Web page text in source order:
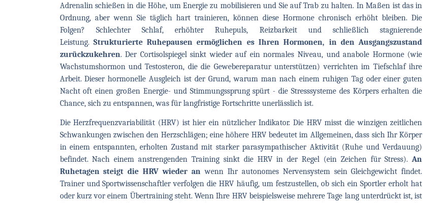
Adrenalin schießen in die Höhe, um Energie zu mobilisieren und Sie auf Trab zu halten. In Maßen ist das in
Ordnung, aber wenn Sie täglich hart trainieren, können diese Hormone chronisch erhöht bleiben. Die
Folgen? Schlechter Schlaf, erhöhter Ruhepuls, Reizbarkeit und schließlich stagnierende
Leistung. Strukturierte Ruhepausen ermöglichen es Ihren Hormonen, in den Ausgangszustand
zurückzukehren. Der Cortisolspiegel sinkt wieder auf ein normales Niveau, und anabole Hormone (wie
Wachstumshormon und Testosteron, die die Gewebereparatur unterstützen) verrichten im Tiefschlaf ihre
Arbeit. Dieser hormonelle Ausgleich ist der Grund, warum man nach einem ruhigen Tag oder einer guten
Nacht oft einen großen Energie- und Stimmungssprung spürt - die Stresssysteme des Körpers erhalten die
Chance, sich zu entspannen, was für langfristige Fortschritte unerlässlich ist.
Die Herzfrequenzvariabilität (HRV) ist hier ein nützlicher Indikator. Die HRV misst die winzigen zeitlichen
Schwankungen zwischen den Herzschlägen; eine höhere HRV bedeutet im Allgemeinen, dass sich Ihr Körper
in einem entspannten, erholten Zustand mit starker parasympathischer Aktivität (Ruhe und Verdauung)
befindet. Nach einem anstrengenden Training sinkt die HRV in der Regel (ein Zeichen für Stress).An
Ruhetagen steigt die HRV wieder an wenn Ihr autonomes Nervensystem sein Gleichgewicht findet.
Trainer und Sportwissenschaftler verfolgen die HRV häufig, um festzustellen, ob sich ein Sportler erholt hat
oder kurz vor einem Übertraining steht. Wenn Ihre HRV beispielsweise mehrere Tage lang unterdrückt ist, ist